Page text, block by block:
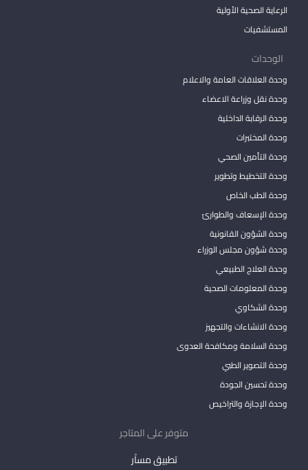
الرعاية الصحية الأولية
المستشفيات
الوحدات
وحدة العلاقات العامة والاعلام
وحدة نقل وزراعة الاعضاء
وحدة الرقابة الداخلية
وحدة المختبرات
وحدة التأمين الصحي
وحدة التخطيط وتطوير
وحدة الطب الخاص
وحدة الإسعاف والطوارئ
وحدة الشؤون القانونية
وحدة شؤون مجلس الوزراء
وحدة العلاج الطبيعي
وحدة المعلومات الصحية
وحدة الشكاوي
وحدة الانشاءات والتجهيز
وحدة السلامة ومكافحة العدوى
وحدة التصوير الطبي
وحدة تحسين الجودة
وحدة الإجازة والتراخيص
متوفر على المتاجر
تطبيق مساْر